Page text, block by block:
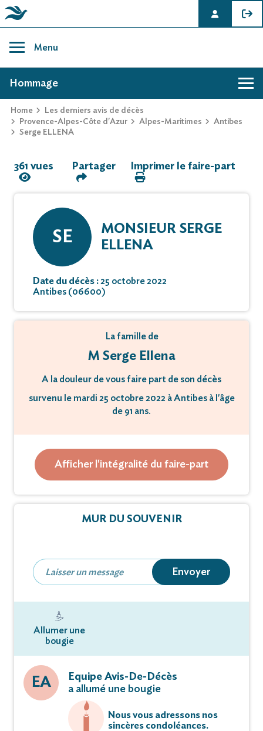
content
Menu
AVIS DE DÉCÈS DE SERGE ELLENA
Home
Les derniers avis de décès
Provence-Alpes-Côte d'Azur
Alpes-Maritimes
Antibes
Serge ELLENA
Hommage
Hommage
Faire-part
361 vues Partager Imprimer le faire-part
SE
MONSIEUR SERGE
ELLENA
Date du décès :25 octobre 2022
Antibes (06600)
La famille de
M Serge Ellena
A la douleur de vous faire part de son décès
survenu le mardi 25 octobre 2022 à Antibes à l'âge
de 91 ans.
Ses obsèques se sont déroulées dans la plus
stricte intimité.
condoléances et témoignages sur ce site.
Afficher l'intégralité du faire-part
MUR DU SOUVENIR
Envoyer
Allumer une
bougie
EA
Equipe Avis-De-Décès
a allumé une bougie
Nous vous adressons nos
sincères condoléances.